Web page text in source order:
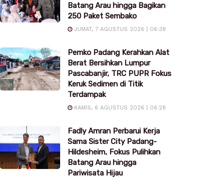
Batang Arau hingga Bagikan
250 Paket Sembako
JUMAT, 7 AGUSTUS 2026 | 06:38
Pemko Padang Kerahkan Alat
Berat Bersihkan Lumpur
Pascabanjir, TRC PUPR Fokus
Keruk Sedimen di Titik
Terdampak
KAMIS, 6 AGUSTUS 2026 | 06:28
Fadly Amran Perbarui Kerja
Sama Sister City Padang-
Hildesheim, Fokus Pulihkan
Batang Arau hingga
Pariwisata Hijau